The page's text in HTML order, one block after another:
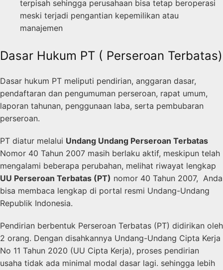
terpisah sehingga perusahaan bisa tetap beroperasi
meski terjadi pengantian kepemilikan atau
manajemen
Dasar Hukum PT ( Perseroan Terbatas)
Dasar hukum PT meliputi pendirian, anggaran dasar,
pendaftaran dan pengumuman perseroan, rapat umum,
laporan tahunan, penggunaan laba, serta pembubaran
perseroan.
PT diatur melalui Undang Undang Perseroan Terbatas
Nomor 40 Tahun 2007 masih berlaku aktif, meskipun telah
mengalami beberapa perubahan, melihat riwayat lengkap
UU Perseroan Terbatas (PT) nomor 40 Tahun 2007, Anda
bisa membaca lengkap di portal resmi Undang-Undang
Republik Indonesia.
Pendirian berbentuk Perseroan Terbatas (PT) didirikan oleh
2 orang. Dengan disahkannya Undang-Undang Cipta Kerja
No 11 Tahun 2020 (UU Cipta Kerja), proses pendirian
usaha tidak ada minimal modal dasar lagi. sehingga lebih